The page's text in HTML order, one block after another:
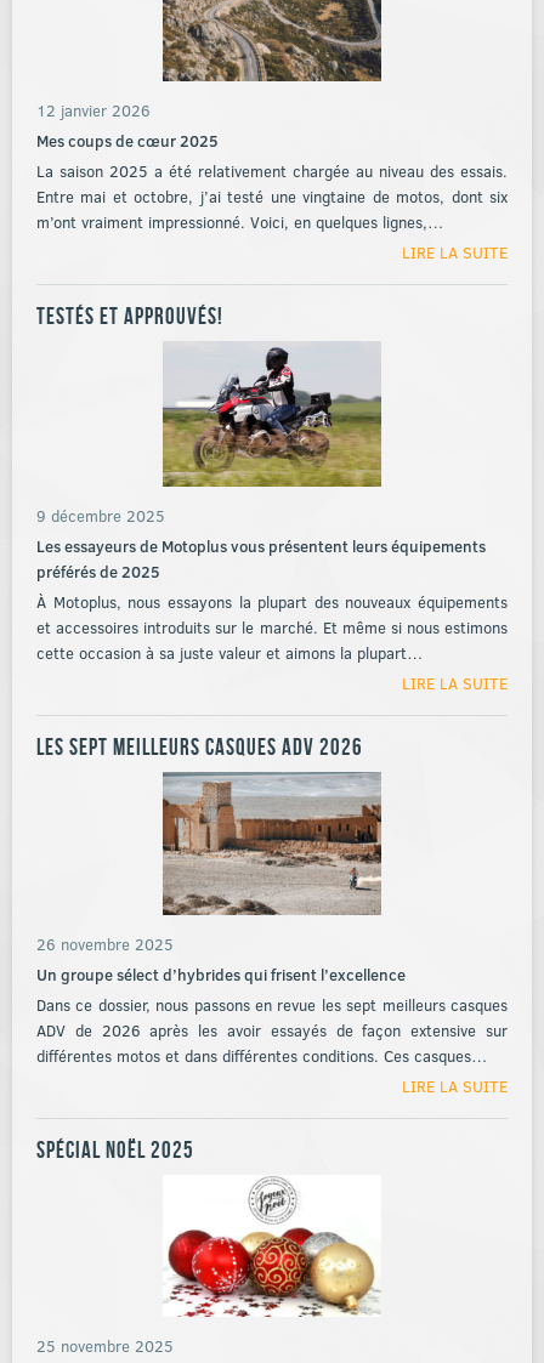
12 janvier 2026
Mes coups de cœur 2025
La saison 2025 a été relativement chargée au niveau des essais.
Entre mai et octobre, j’ai testé une vingtaine de motos, dont six
m’ont vraiment impressionné. Voici, en quelques lignes,…
LIRE LA SUITE
Testés et approuvés!
9 décembre 2025
Les essayeurs de Motoplus vous présentent leurs équipements
préférés de 2025
À Motoplus, nous essayons la plupart des nouveaux équipements
et accessoires introduits sur le marché. Et même si nous estimons
cette occasion à sa juste valeur et aimons la plupart…
LIRE LA SUITE
Les sept meilleurs casques ADV 2026
26 novembre 2025
Un groupe sélect d’hybrides qui frisent l’excellence
Dans ce dossier, nous passons en revue les sept meilleurs casques
ADV de 2026 après les avoir essayés de façon extensive sur
différentes motos et dans différentes conditions. Ces casques…
LIRE LA SUITE
Spécial Noël 2025
25 novembre 2025